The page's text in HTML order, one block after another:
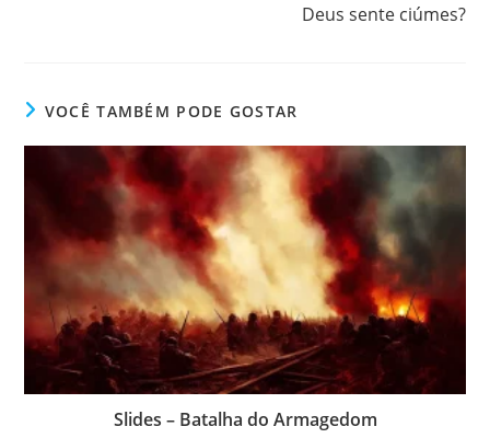
Deus sente ciúmes?
VOCÊ TAMBÉM PODE GOSTAR
Slides – Batalha do Armagedom